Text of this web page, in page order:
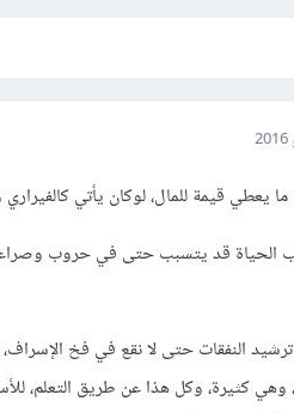
يعطي قيمة للمال، لوكان يأتي
الحياة قد يتسبب حتى في حروب
النفقات حتى لا نقع في فخ
وهي كثيرة، وكل هذا عن طريق التعلم،